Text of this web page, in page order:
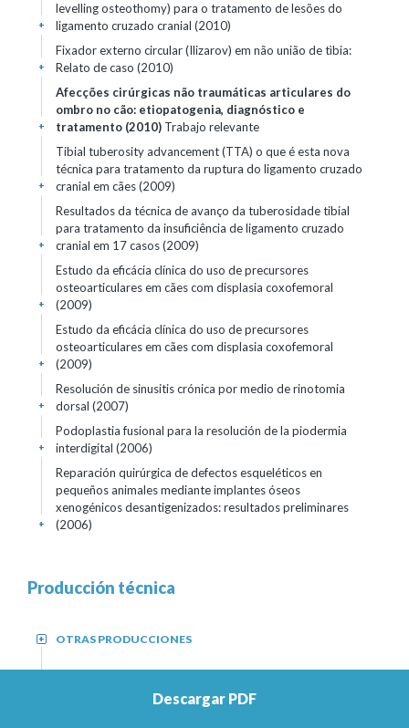
levelling osteothomy) para o tratamento de lesões do
ligamento cruzado cranial (2010)
+
Fixador externo circular (Ilizarov) em não união de tìbia:
Relato de caso (2010)
+
Afecções cirúrgicas não traumáticas articulares do
ombro no cão: etiopatogenia, diagnóstico e
tratamento (2010) Trabajo relevante
+
Tibial tuberosity advancement (TTA) o que é esta nova
técnica para tratamento da ruptura do ligamento cruzado
cranial em cães (2009)
+
Resultados da técnica de avanço da tuberosidade tibial
para tratamento da insuficiência de ligamento cruzado
cranial em 17 casos (2009)
+
Estudo da eficácia clínica do uso de precursores
osteoarticulares em cães com displasia coxofemoral
(2009)
+
Estudo da eficácia clínica do uso de precursores
osteoarticulares em cães com displasia coxofemoral
(2009)
+
Resolución de sinusitis crónica por medio de rinotomia
dorsal (2007)
+
Podoplastia fusional para la resolución de la piodermia
interdigital (2006)
+
Reparación quirúrgica de defectos esqueléticos en
pequeños animales mediante implantes óseos
xenogénicos desantigenizados: resultados preliminares
(2006)
+
Producción técnica
OTRAS PRODUCCIONES
+
Descargar PDF